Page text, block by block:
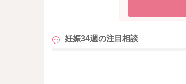
妊娠34週の注目相談